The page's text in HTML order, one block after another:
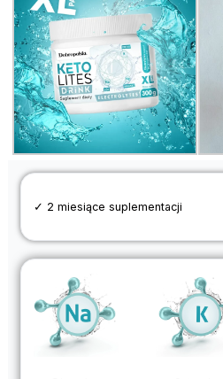
✓ 2 miesiące suplementacji